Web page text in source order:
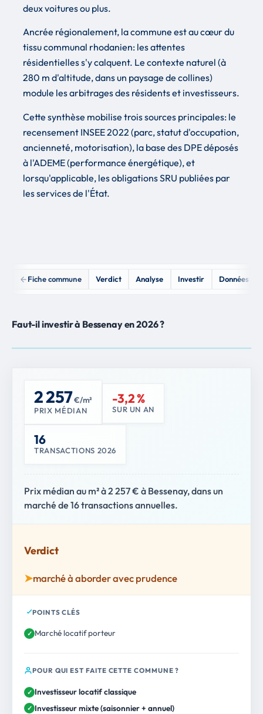
deux voitures ou plus.
Ancrée régionalement, la commune est au cœur du
tissu communal rhodanien: les attentes
résidentielles s'y calquent. Le contexte naturel (à
280 m d'altitude, dans un paysage de collines)
module les arbitrages des résidents et investisseurs.
Cette synthèse mobilise trois sources principales: le
recensement INSEE 2022 (parc, statut d'occupation,
ancienneté, motorisation), la base des DPE déposés
à l'ADEME (performance énergétique), et
lorsqu'applicable, les obligations SRU publiées par
les services de l'État.
Fiche commune Verdict Analyse Investir Données
Faut-il investir à Bessenay en 2026 ?
2 257€/m²
PRIX MÉDIAN
-3,2 %
SUR UN AN
16
TRANSACTIONS 2026
Prix médian au m² à 2 257 € à Bessenay, dans un
marché de 16 transactions annuelles.
Verdict
➤marché à aborder avec prudence
POINTS CLÉS
✓ Marché locatif porteur
POUR QUI EST FAITE CETTE COMMUNE ?
✓ Investisseur locatif classique
✓ Investisseur mixte (saisonnier + annuel)